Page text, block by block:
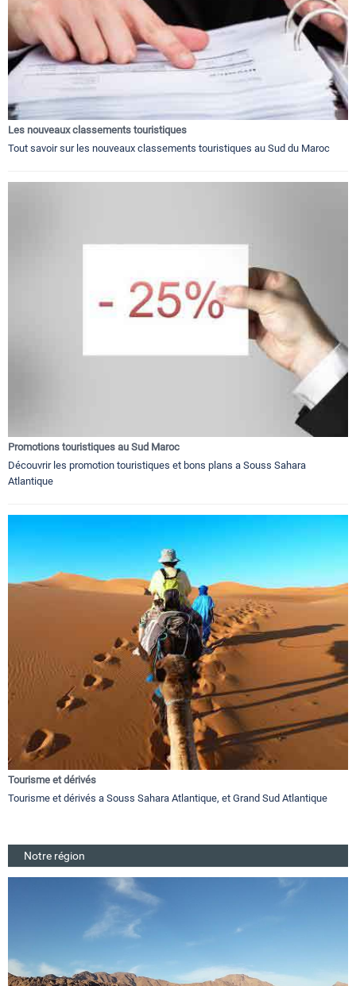
Les nouveaux classements touristiques
Tout savoir sur les nouveaux classements touristiques au Sud du Maroc
Promotions touristiques au Sud Maroc
Découvrir les promotion touristiques et bons plans a Souss Sahara
Atlantique
Tourisme et dérivés
Tourisme et dérivés a Souss Sahara Atlantique, et Grand Sud Atlantique
Notre région